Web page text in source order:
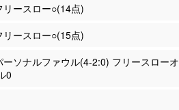
リースロー○(14点)
リースロー○(15点)
ーソナルファウル(4-2:0) フリースローオ
0